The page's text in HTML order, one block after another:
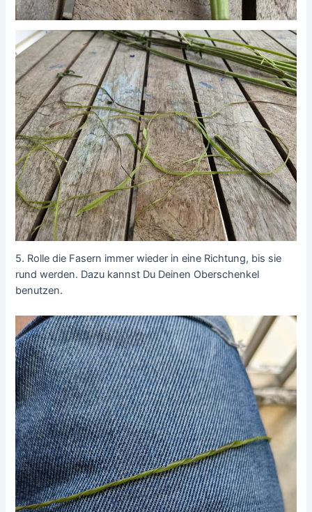
5. Rolle die Fasern immer wieder in eine Richtung, bis sie
rund werden. Dazu kannst Du Deinen Oberschenkel
benutzen.